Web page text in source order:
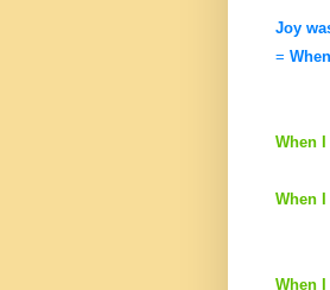
Joy
=
조
When
When
When